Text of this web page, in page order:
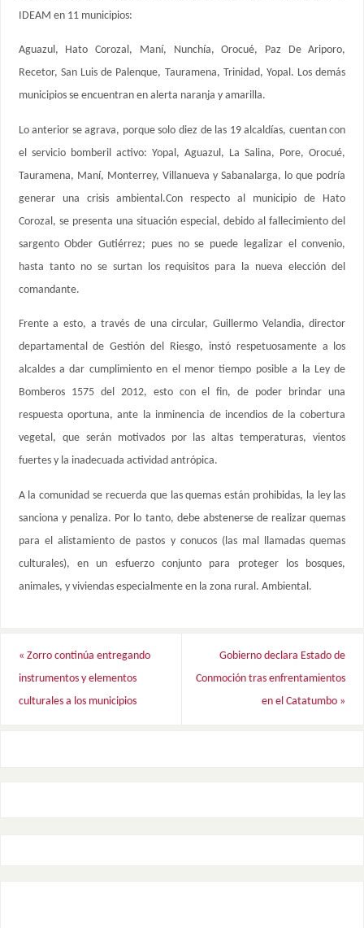
IDEAM en 11 municipios:
Aguazul, Hato Corozal, Maní, Nunchía, Orocué, Paz De Ariporo,
Recetor, San Luis de Palenque, Tauramena, Trinidad, Yopal. Los demás
municipios se encuentran en alerta naranja y amarilla.
Lo anterior se agrava, porque solo diez de las 19 alcaldías, cuentan con
el servicio bomberil activo: Yopal, Aguazul, La Salina, Pore, Orocué,
Tauramena, Maní, Monterrey, Villanueva y Sabanalarga, lo que podría
generar una crisis ambiental.Con respecto al municipio de Hato
Corozal, se presenta una situación especial, debido al fallecimiento del
sargento Obder Gutiérrez; pues no se puede legalizar el convenio,
hasta tanto no se surtan los requisitos para la nueva elección del
comandante.
Frente a esto, a través de una circular, Guillermo Velandia, director
departamental de Gestión del Riesgo, instó respetuosamente a los
alcaldes a dar cumplimiento en el menor tiempo posible a la Ley de
Bomberos 1575 del 2012, esto con el fin, de poder brindar una
respuesta oportuna, ante la inminencia de incendios de la cobertura
vegetal, que serán motivados por las altas temperaturas, vientos
fuertes y la inadecuada actividad antrópica.
A la comunidad se recuerda que las quemas están prohibidas, la ley las
sanciona y penaliza. Por lo tanto, debe abstenerse de realizar quemas
para el alistamiento de pastos y conucos (las mal llamadas quemas
culturales), en un esfuerzo conjunto para proteger los bosques,
animales, y viviendas especialmente en la zona rural. Ambiental.
« Zorro continúa entregando
instrumentos y elementos
culturales a los municipios
Gobierno declara Estado de
Conmoción tras enfrentamientos
en el Catatumbo »